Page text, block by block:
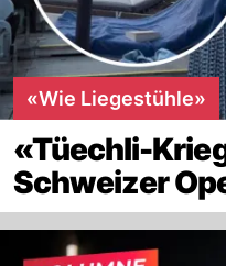
«Wie Liegestühle»
«Tüechli-
Schweizer